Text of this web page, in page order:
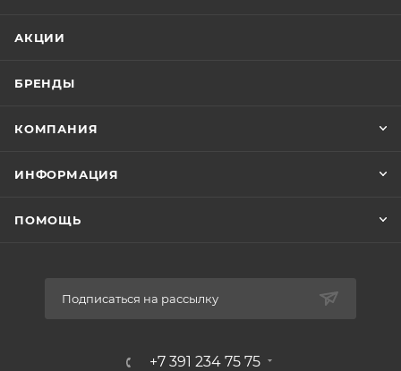
АКЦИИ
БРЕНДЫ
КОМПАНИЯ
ИНФОРМАЦИЯ
ПОМОЩЬ
Подписаться на рассылку
+7 391 234 75 75